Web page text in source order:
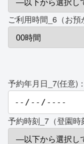
ご利用時間_6（お預
予約年月日_7(任意)：
予約時刻_7（登園時